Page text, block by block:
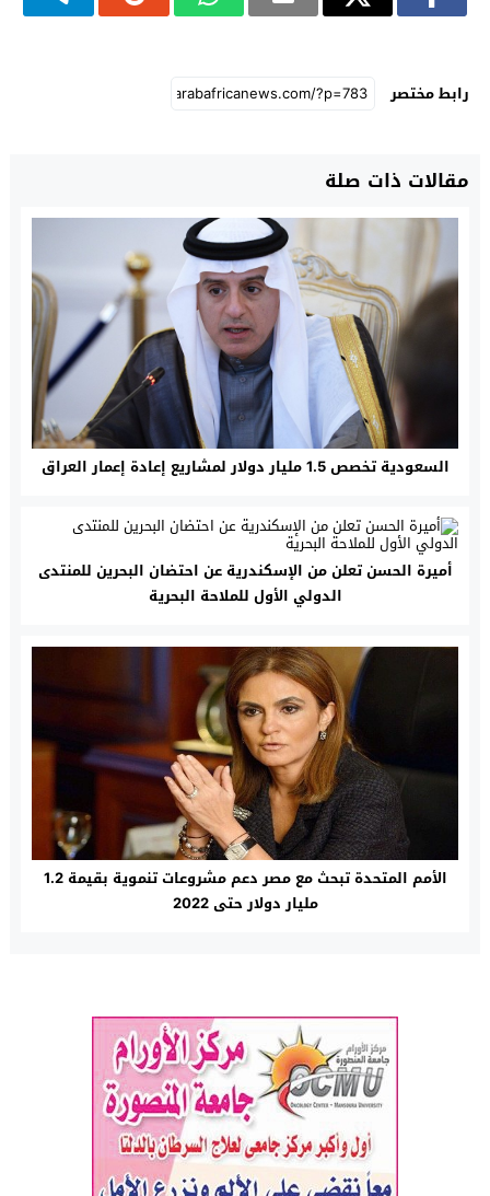
رابط مختصر
مقالات ذات صلة
السعودية تخصص 1.5 مليار دولار لمشاريع إعادة إعمار العراق
أميرة الحسن تعلن من الإسكندرية عن احتضان البحرين للمنتدى
الدولي الأول للملاحة البحرية
الأمم المتحدة تبحث مع مصر دعم مشروعات تنموية بقيمة 1.2
مليار دولار حتى 2022